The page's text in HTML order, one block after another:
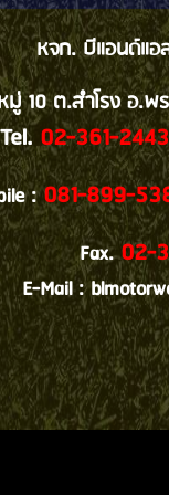
หจก. บีแอนด์แอ
10 ต.สำโรง อ.พ
Tel.02-361-
:081-899-
Fax.02-
E-Mail :